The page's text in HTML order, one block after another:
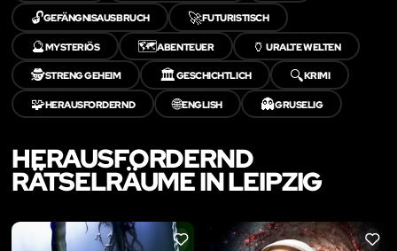
🔓GEFÄNGNISAUSBRUCH 🚀FUTURISTISCH
🔮MYSTERIÖS 🗺️ABENTEUER 🏺URALTE WELTEN
🕵️STRENG GEHEIM 🏛️GESCHICHTLICH 🔍KRIMI
🧩HERAUSFORDERND 🌐ENGLISH 👻GRUSELIG
HERAUSFORDERND
RÄTSELRÄUME IN LEIPZIG
LIKE LIKE